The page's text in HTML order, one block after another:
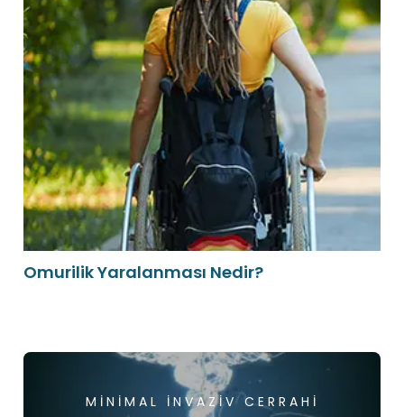
Omurilik Yaralanması Nedir?
MINIMAL İNVAZIV CERRAHI